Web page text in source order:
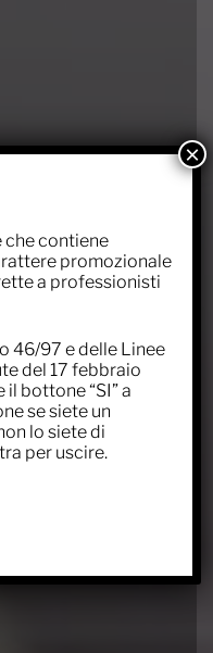
che contiene
promozionale
a professionisti
46/97 e delle Linee
del 17 febbraio
bottone “SI” a
se siete un
lo siete di
per uscire.
×